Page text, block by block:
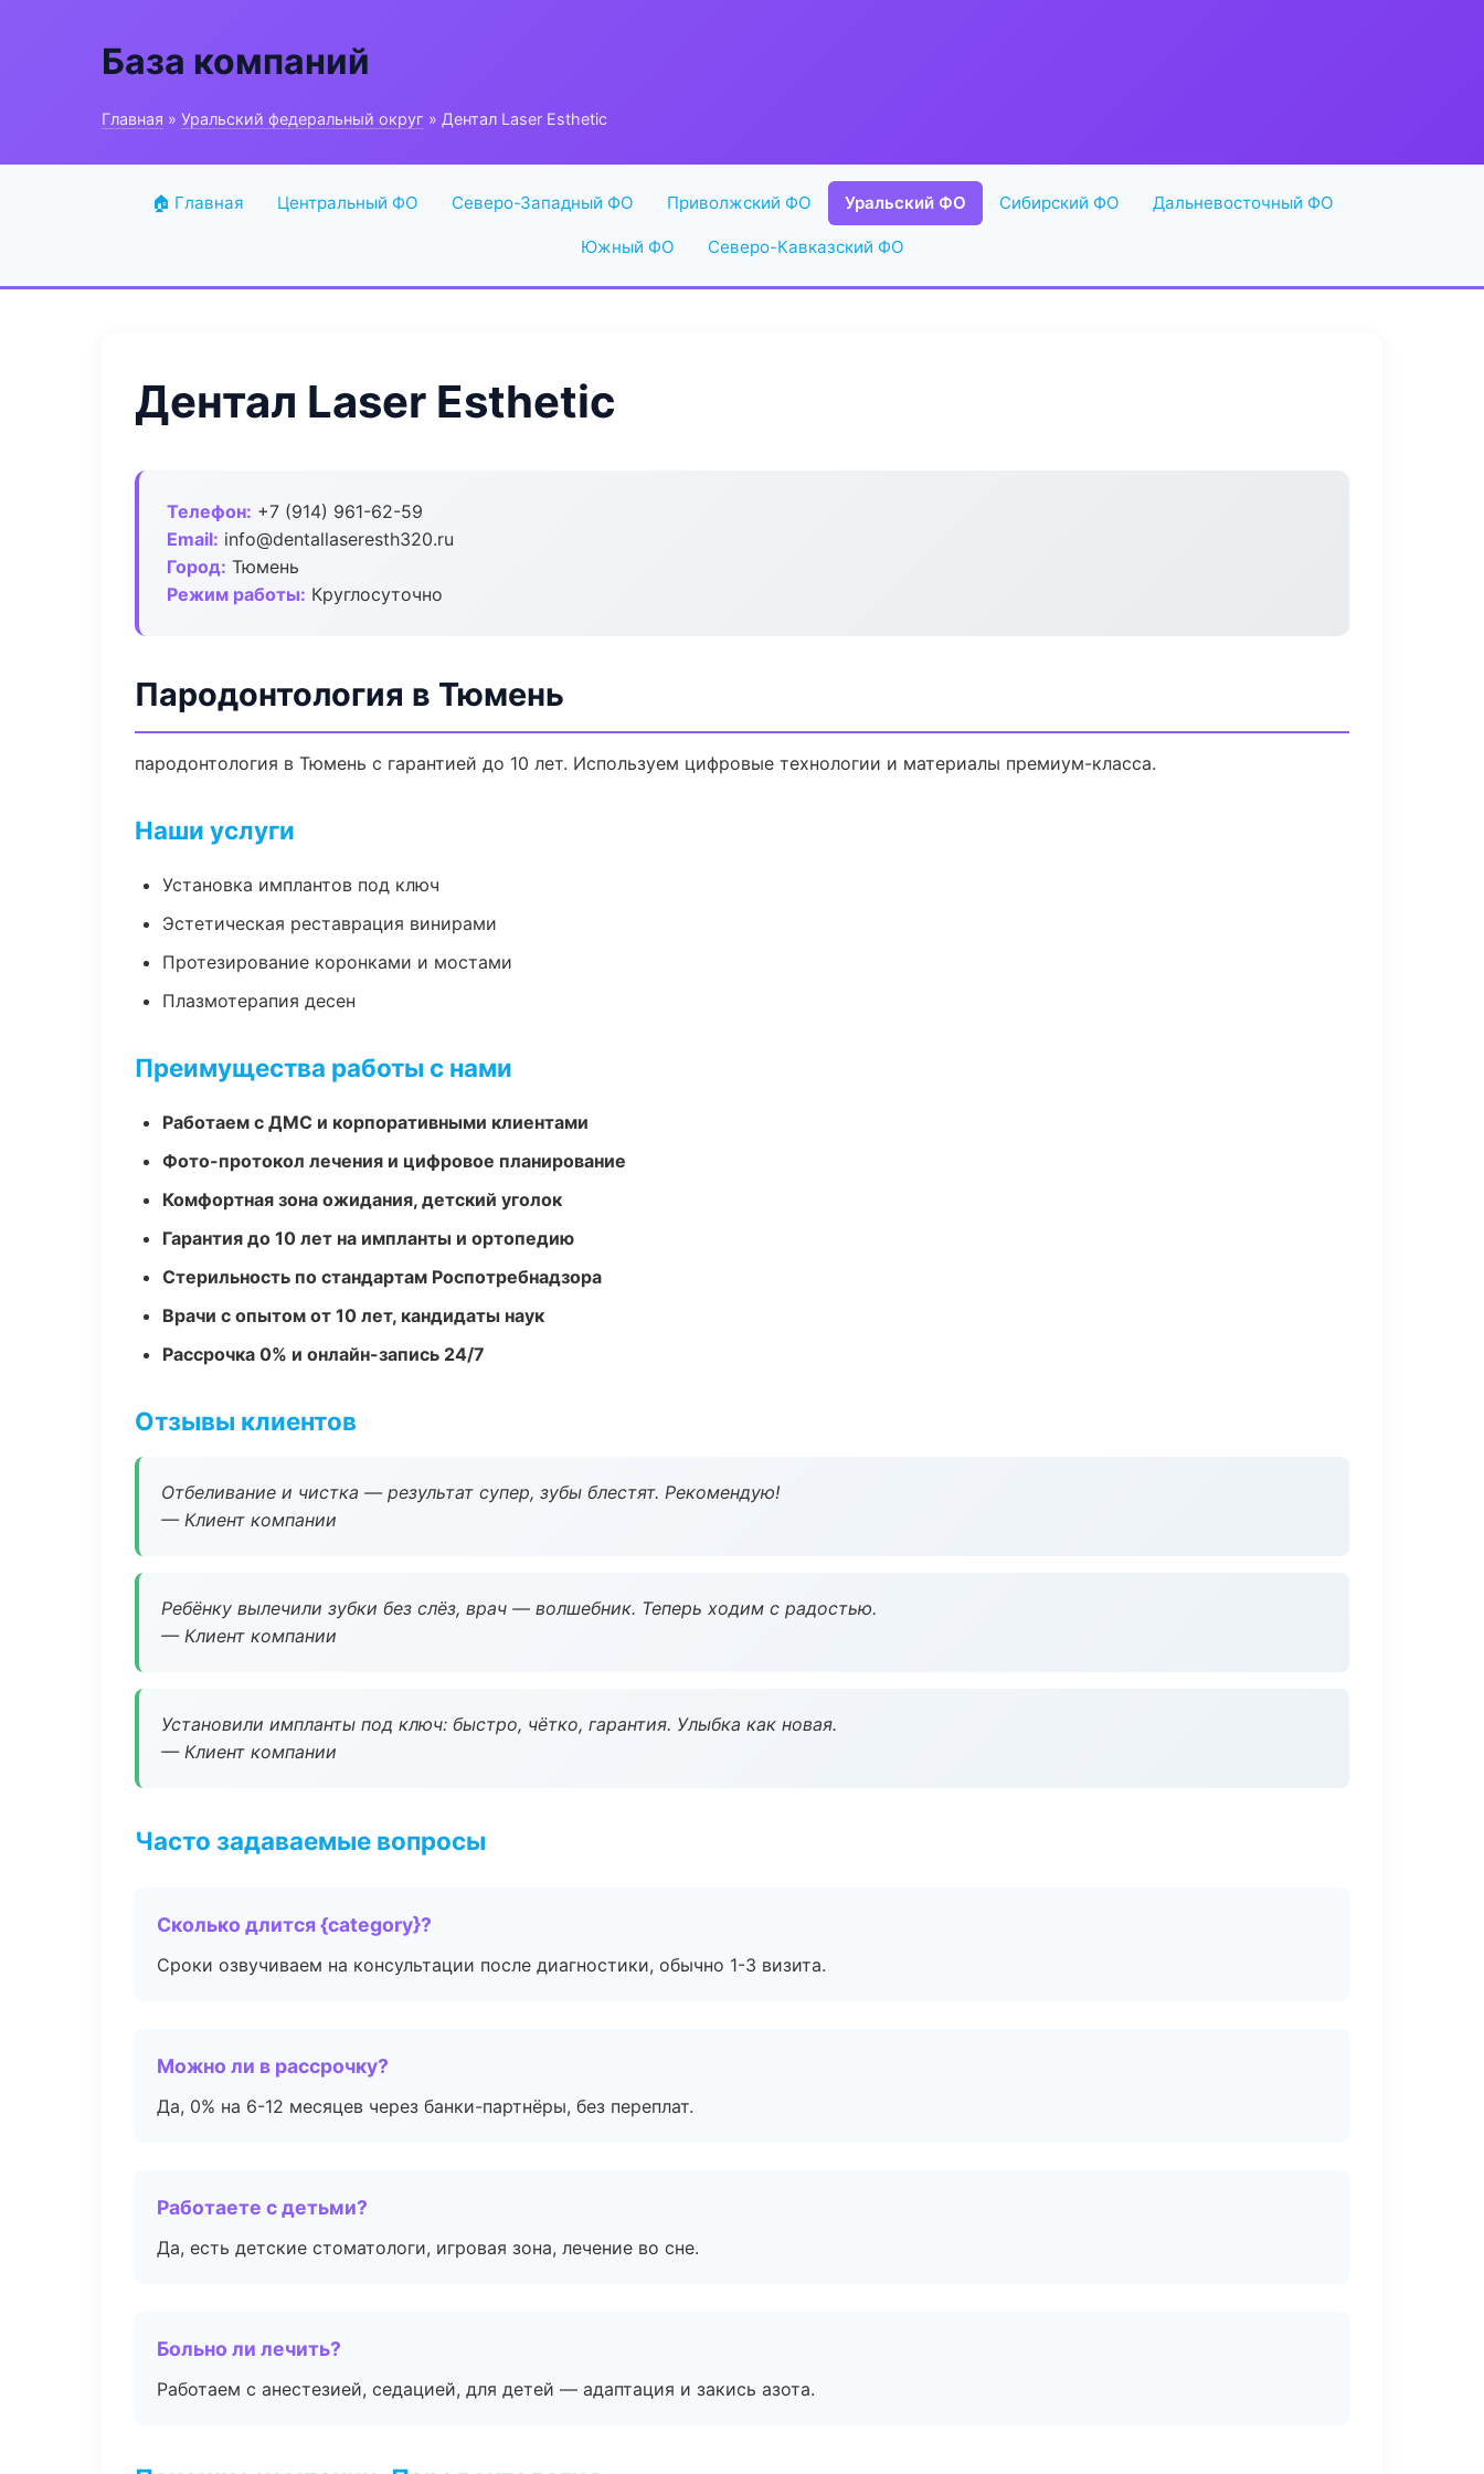
База компаний
Главная » Уральский федеральный округ » Дентал Laser Esthetic
🏠 Главная Центральный ФО Северо-Западный ФО Приволжский ФО Уральский ФО Сибирский ФО Дальневосточный ФО
Южный ФО Северо-Кавказский ФО
Дентал Laser Esthetic
Телефон: +7 (914) 961-62-59
Email: info@dentallaseresth320.ru
Город: Тюмень
Режим работы: Круглосуточно
Пародонтология в Тюмень
пародонтология в Тюмень с гарантией до 10 лет. Используем цифровые технологии и материалы премиум-класса.
Наши услуги
Установка имплантов под ключ
Эстетическая реставрация винирами
Протезирование коронками и мостами
Плазмотерапия десен
Преимущества работы с нами
Работаем с ДМС и корпоративными клиентами
Фото-протокол лечения и цифровое планирование
Комфортная зона ожидания, детский уголок
Гарантия до 10 лет на импланты и ортопедию
Стерильность по стандартам Роспотребнадзора
Врачи с опытом от 10 лет, кандидаты наук
Рассрочка 0% и онлайн-запись 24/7
Отзывы клиентов
Отбеливание и чистка — результат супер, зубы блестят. Рекомендую!
— Клиент компании
Ребёнку вылечили зубки без слёз, врач — волшебник. Теперь ходим с радостью.
— Клиент компании
Установили импланты под ключ: быстро, чётко, гарантия. Улыбка как новая.
— Клиент компании
Часто задаваемые вопросы
Сколько длится {category}?
Сроки озвучиваем на консультации после диагностики, обычно 1-3 визита.
Можно ли в рассрочку?
Да, 0% на 6-12 месяцев через банки-партнёры, без переплат.
Работаете с детьми?
Да, есть детские стоматологи, игровая зона, лечение во сне.
Больно ли лечить?
Работаем с анестезией, седацией, для детей — адаптация и закись азота.